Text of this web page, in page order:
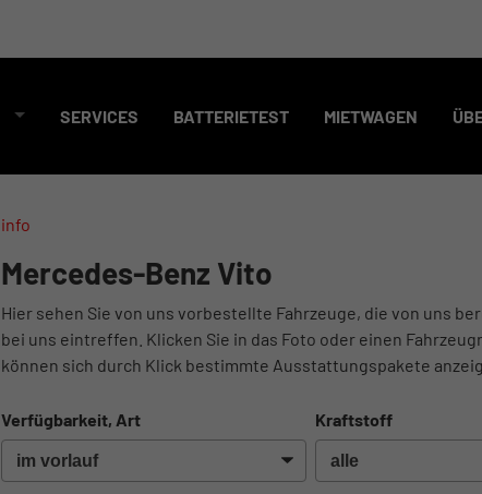
SERVICES BATTERIETEST MIETWAGEN
info
Mercedes-Benz Vito
Hier sehen Sie von uns vorbestellte Fahrzeuge, die von uns
bei uns eintreffen. Klicken Sie in das Foto oder einen
können sich durch Klick bestimmte Ausstattungspakete
Verfügbarkeit, Art Kraftstoff